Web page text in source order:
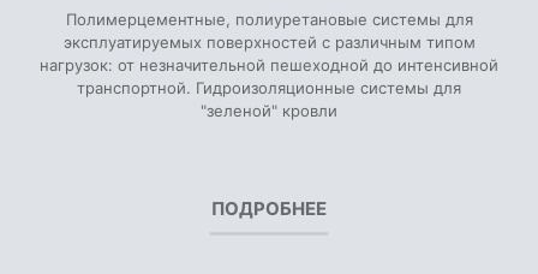
Полимерцементные, полиуретановые системы для
эксплуатируемых поверхностей с различным типом
нагрузок: от незначительной пешеходной до интенсивной
транспортной. Гидроизоляционные системы для
"зеленой" кровли
ПОДРОБНЕЕ